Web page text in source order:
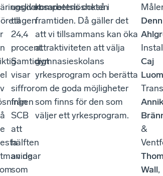
ungdomsarbetslösheten
till
24,4
procent.
Samtidigt
visar
siffror
från
SCB
att
hälften
av de
som
kompetens också i
framtiden. Då gäller det
att vi tillsammans kan öka
attraktiviteten att välja
gymnasieskolans
yrkesprogram och berätta
om de goda möjligheter
som finns för den som
väljer ett yrkesprogram.
Caj
&
Wall,